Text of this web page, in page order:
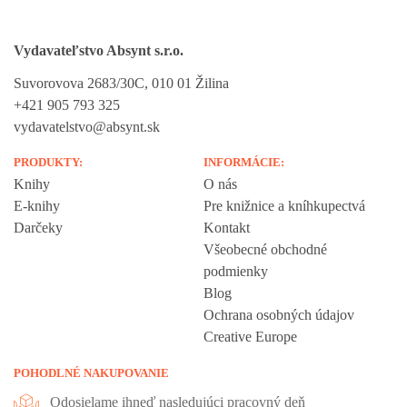
Vydavateľstvo Absynt s.r.o.
Suvorovova 2683/30C, 010 01 Žilina
+421 905 793 325
vydavatelstvo@absynt.sk
PRODUKTY:
Knihy
E-knihy
Darčeky
INFORMÁCIE:
O nás
Pre knižnice a kníhkupectvá
Kontakt
Všeobecné obchodné
podmienky
Blog
Ochrana osobných údajov
Creative Europe
POHODLNÉ NAKUPOVANIE
Odosielame ihneď nasledujúci pracovný deň